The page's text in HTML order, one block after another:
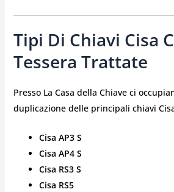
Tipi Di Chiavi Cisa
Tessera Trattate
Presso La Casa della Chiave ci
duplicazione delle principali chiavi
Cisa AP3 S
Cisa AP4 S
Cisa RS3 S
Cisa RS5